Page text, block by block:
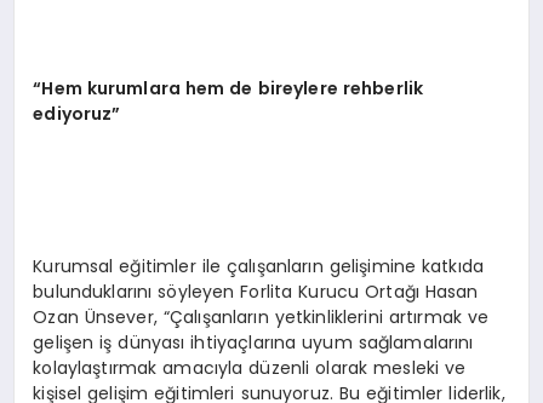
“Hem kurumlara hem de bireylere rehberlik
ediyoruz”
Kurumsal eğitimler ile çalışanların gelişimine katkıda
bulunduklarını söyleyen Forlita Kurucu Ortağı Hasan
Ozan Ünsever, “Çalışanların yetkinliklerini artırmak ve
gelişen iş dünyası ihtiyaçlarına uyum sağlamalarını
kolaylaştırmak amacıyla düzenli olarak mesleki ve
kişisel gelişim eğitimleri sunuyoruz. Bu eğitimler liderlik,